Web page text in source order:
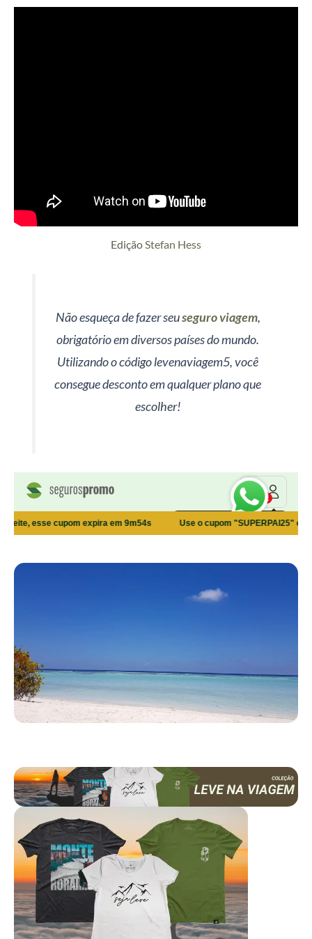
EdiçãoStefan Hess
Não esqueça de fazer seuseguro viagem,
obrigatório em diversos países do mundo.
Utilizando o código levenaviagem5, você
consegue desconto em qualquer plano que
escolher!